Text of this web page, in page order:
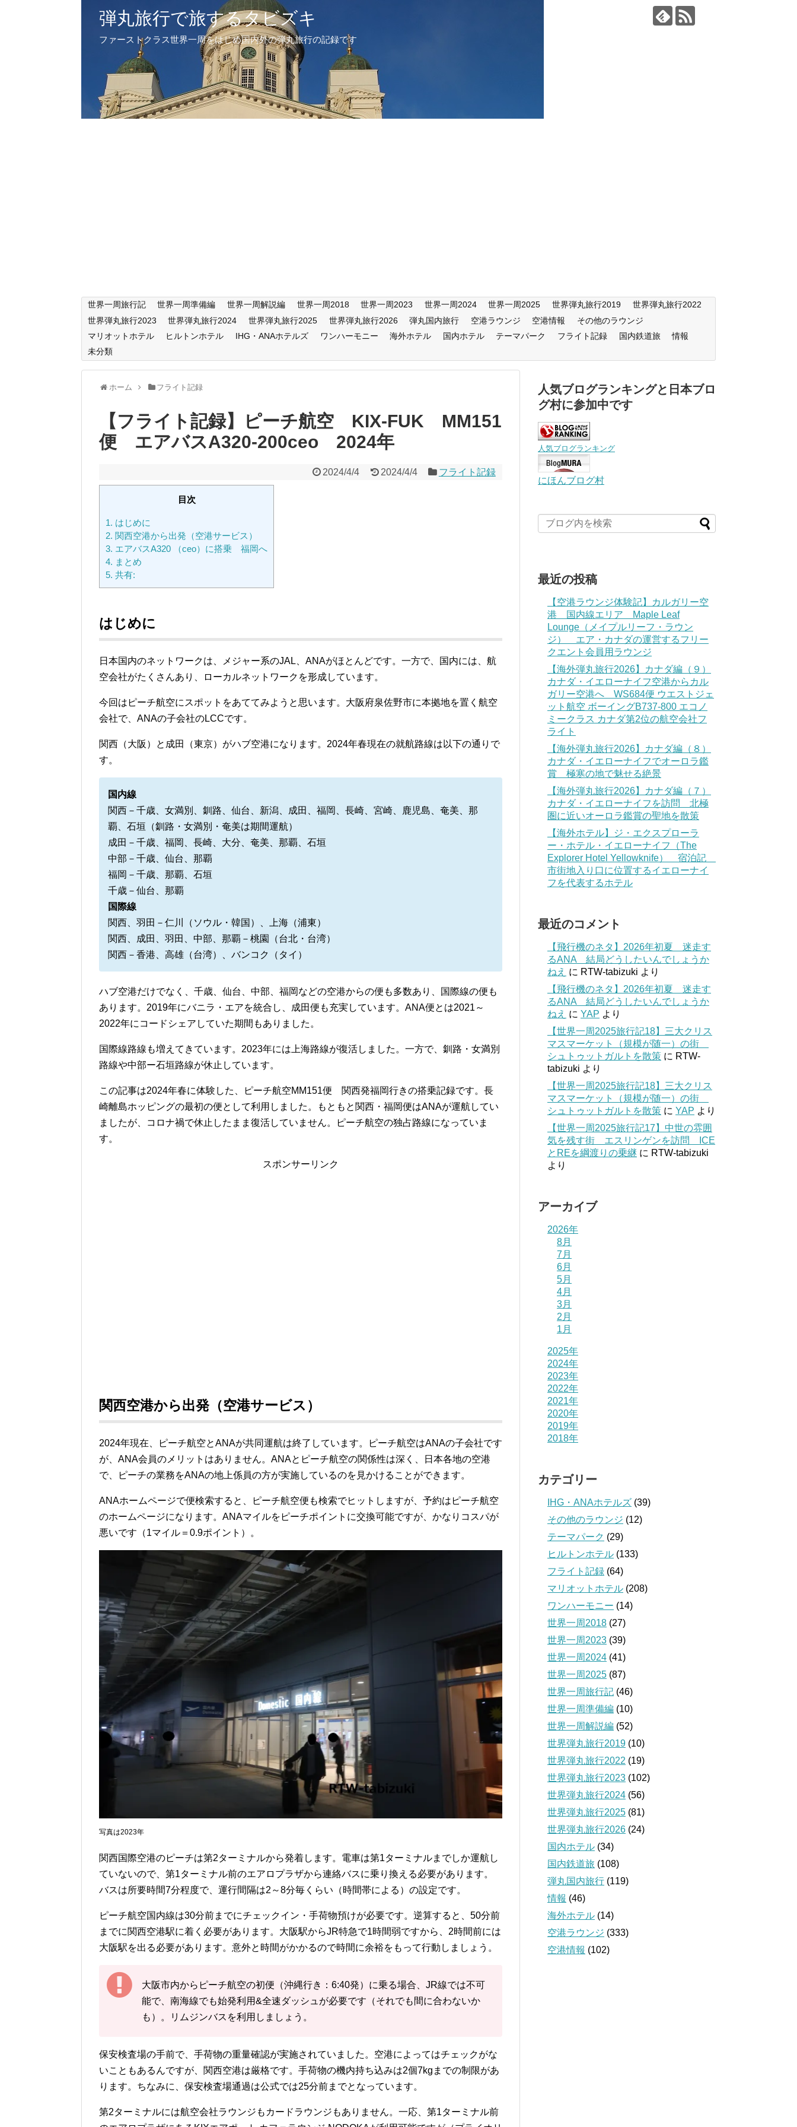
弾丸旅行で旅するタビズキ
ファーストクラス世界一周をはじめ国内外の弾丸旅行の記録です
世界一周旅行記 世界一周準備編 世界一周解説編 世界一周2018 世界一周2023 世界一周2024 世界一周2025 世界弾丸旅行2019
世界弾丸旅行2022
世界弾丸旅行2023
世界弾丸旅行2024 世界弾丸旅行2025 世界弾丸旅行2026 弾丸国内旅行 空港ラウンジ 空港情報
その他のラウンジ
マリオットホテル
ヒルトンホテル IHG・ANAホテルズ ワンハーモニー 海外ホテル 国内ホテル テーマパーク フライト記録 国内鉄道旅
情報
未分類
ホーム フライト記録
【フライト記録】ピーチ航空 KIX-FUK MM151
便 エアバスA320-200ceo 2024年
2024/4/4 2024/4/4 フライト記録
目次
1. はじめに
2. 関西空港から出発（空港サービス）
3. エアバスA320 （ceo）に搭乗 福岡へ
4. まとめ
5. 共有:
はじめに
日本国内のネットワークは、メジャー系のJAL、ANAがほとんどです。一方で、国内には、航
空会社がたくさんあり、ローカルネットワークを形成しています。
今回はピーチ航空にスポットをあててみようと思います。大阪府泉佐野市に本拠地を置く航空
会社で、ANAの子会社のLCCです。
関西（大阪）と成田（東京）がハブ空港になります。2024年春現在の就航路線は以下の通りで
す。
国内線
関西－千歳、女満別、釧路、仙台、新潟、成田、福岡、長崎、宮崎、鹿児島、奄美、那
覇、石垣（釧路・女満別・奄美は期間運航）
成田－千歳、福岡、長崎、大分、奄美、那覇、石垣
中部－千歳、仙台、那覇
福岡－千歳、那覇、石垣
千歳－仙台、那覇
国際線
関西、羽田－仁川（ソウル・韓国）、上海（浦東）
関西、成田、羽田、中部、那覇－桃園（台北・台湾）
関西－香港、高雄（台湾）、バンコク（タイ）
ハブ空港だけでなく、千歳、仙台、中部、福岡などの空港からの便も多数あり、国際線の便も
あります。2019年にバニラ・エアを統合し、成田便も充実しています。ANA便とは2021～
2022年にコードシェアしていた期間もありました。
国際線路線も増えてきています。2023年には上海路線が復活しました。一方で、釧路・女満別
路線や中部ー石垣路線が休止しています。
この記事は2024年春に体験した、ピーチ航空MM151便 関西発福岡行きの搭乗記録です。長
崎離島ホッピングの最初の便として利用しました。もともと関西・福岡便はANAが運航してい
ましたが、コロナ禍で休止したまま復活していません。ピーチ航空の独占路線になっていま
す。
スポンサーリンク
関西空港から出発（空港サービス）
2024年現在、ピーチ航空とANAが共同運航は終了しています。ピーチ航空はANAの子会社です
が、ANA会員のメリットはありません。ANAとピーチ航空の関係性は深く、日本各地の空港
で、ピーチの業務をANAの地上係員の方が実施しているのを見かけることができます。
ANAホームページで便検索すると、ピーチ航空便も検索でヒットしますが、予約はピーチ航空
のホームページになります。ANAマイルをピーチポイントに交換可能ですが、かなりコスパが
悪いです（1マイル＝0.9ポイント）。
写真は2023年
関西国際空港のピーチは第2ターミナルから発着します。電車は第1ターミナルまでしか運航し
ていないので、第1ターミナル前のエアロプラザから連絡バスに乗り換える必要があります。
バスは所要時間7分程度で、運行間隔は2～8分毎くらい（時間帯による）の設定です。
ピーチ航空国内線は30分前までにチェックイン・手荷物預けが必要です。逆算すると、50分前
までに関西空港駅に着く必要があります。大阪駅からJR特急で1時間弱ですから、2時間前には
大阪駅を出る必要があります。意外と時間がかかるので時間に余裕をもって行動しましょう。
大阪市内からピーチ航空の初便（沖縄行き：6:40発）に乗る場合、JR線では不可
能で、南海線でも始発利用&全速ダッシュが必要です（それでも間に合わないか
も）。リムジンバスを利用しましょう。
保安検査場の手前で、手荷物の重量確認が実施されていました。空港によってはチェックがな
いこともあるんですが、関西空港は厳格です。手荷物の機内持ち込みは2個7kgまでの制限があ
ります。ちなみに、保安検査場通過は公式では25分前までとなっています。
第2ターミナルには航空会社ラウンジもカードラウンジもありません。一応、第1ターミナル前
人気ブログランキングと日本ブロ
グ村に参加中です
人気ブログランキング
にほんブログ村
最近の投稿
【空港ラウンジ体験記】カルガリー空
港 国内線エリア Maple Leaf
Lounge（メイプルリーフ・ラウン
ジ） エア・カナダの運営するフリー
クエント会員用ラウンジ
【海外弾丸旅行2026】カナダ編（９）
カナダ・イエローナイフ空港からカル
ガリー空港へ WS684便 ウエストジェ
ット航空 ボーイングB737-800 エコノ
ミークラス カナダ第2位の航空会社フ
ライト
【海外弾丸旅行2026】カナダ編（８）
カナダ・イエローナイフでオーロラ鑑
賞 極寒の地で魅せる絶景
【海外弾丸旅行2026】カナダ編（７）
カナダ・イエローナイフを訪問 北極
圏に近いオーロラ鑑賞の聖地を散策
【海外ホテル】ジ・エクスプローラ
ー・ホテル・イエローナイフ（The
Explorer Hotel Yellowknife） 宿泊記
市街地入り口に位置するイエローナイ
フを代表するホテル
最近のコメント
【飛行機のネタ】2026年初夏 迷走す
るANA 結局どうしたいんでしょうか
ねえ に RTW-tabizuki より
【飛行機のネタ】2026年初夏 迷走す
るANA 結局どうしたいんでしょうか
ねえ に YAP より
【世界一周2025旅行記18】三大クリス
マスマーケット（規模が随一）の街
シュトゥットガルトを散策 に RTW-
tabizuki より
【世界一周2025旅行記18】三大クリス
マスマーケット（規模が随一）の街
シュトゥットガルトを散策 に YAP より
【世界一周2025旅行記17】中世の雰囲
気を残す街 エスリンゲンを訪問 ICE
とREを綱渡りの乗継 に RTW-tabizuki
より
アーカイブ
2026年
8月
7月
6月
5月
4月
3月
2月
1月
2025年
2024年
2023年
2022年
2021年
2020年
2019年
2018年
カテゴリー
IHG・ANAホテルズ (39)
その他のラウンジ (12)
テーマパーク (29)
ヒルトンホテル (133)
フライト記録 (64)
マリオットホテル (208)
ワンハーモニー (14)
世界一周2018 (27)
世界一周2023 (39)
世界一周2024 (41)
世界一周2025 (87)
世界一周旅行記 (46)
世界一周準備編 (10)
世界一周解説編 (52)
世界弾丸旅行2019 (10)
世界弾丸旅行2022 (19)
世界弾丸旅行2023 (102)
世界弾丸旅行2024 (56)
世界弾丸旅行2025 (81)
世界弾丸旅行2026 (24)
国内ホテル (34)
国内鉄道旅 (108)
弾丸国内旅行 (119)
情報 (46)
海外ホテル (14)
空港ラウンジ (333)
空港情報 (102)